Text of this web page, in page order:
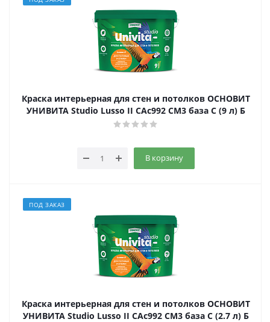
Краска интерьерная для стен и потолков ОСНОВИТ
УНИВИТА Studio Lusso II САс992 СМ3 база С (9 л) Б
В корзину
ПОД ЗАКАЗ
Краска интерьерная для стен и потолков ОСНОВИТ
УНИВИТА Studio Lusso II САс992 СМ3 база С (2.7 л) Б